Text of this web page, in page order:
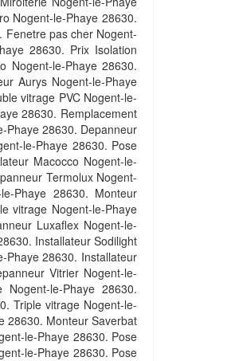
Nogent-le-Phaye 28630.
Fenetre pas cher Nogent-
28630. Prix Isolation
Nogent-le-Phaye 28630.
Aurys Nogent-le-Phaye
vitrage PVC Nogent-le-
28630. Remplacement
Phaye 28630. Depanneur
le-Phaye 28630. Pose
Macocco Nogent-le-
Termolux Nogent-
Phaye 28630. Monteur
vitrage Nogent-le-Phaye
Luxaflex Nogent-le-
Installateur Sodilight
Phaye 28630. Installateur
Vitrier Nogent-le-
le-Phaye 28630.
Triple vitrage Nogent-le-
28630. Monteur Saverbat
le-Phaye 28630. Pose
le-Phaye 28630. Pose